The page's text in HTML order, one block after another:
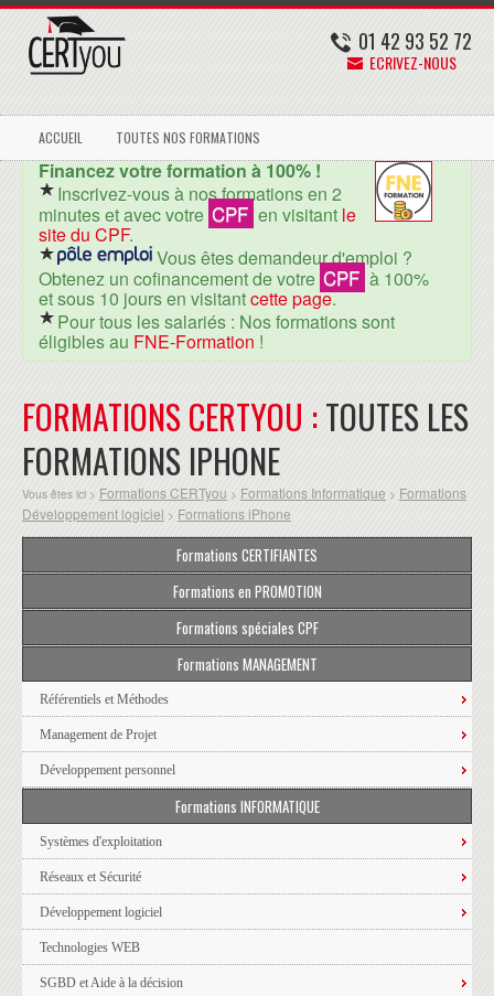
01 42 93 52 72
ECRIVEZ-NOUS
ACCUEIL TOUTES NOS FORMATIONS
Financez votre formation à 100% !
Inscrivez-vous à nos formations en 2
minutes et avec votre CPF en visitant le
site du CPF.
Vous êtes demandeur d'emploi ?
Obtenez un cofinancement de votre CPF à 100%
et sous 10 jours en visitantcette page.
Pour tous les salariés : Nos formations sont
éligibles au FNE-Formation !
FORMATIONS CERTYOU :TOUTES LES
FORMATIONS IPHONE
Vous êtes ici > Formations CERTyou > Formations Informatique > Formations
Développement logiciel > Formations iPhone
Formations CERTIFIANTES
Formations en PROMOTION
Formations spéciales CPF
Formations MANAGEMENT
Référentiels et Méthodes
Management de Projet
Développement personnel
Formations INFORMATIQUE
Systèmes d'exploitation
Réseaux et Sécurité
Développement logiciel
Technologies WEB
SGBD et Aide à la décision